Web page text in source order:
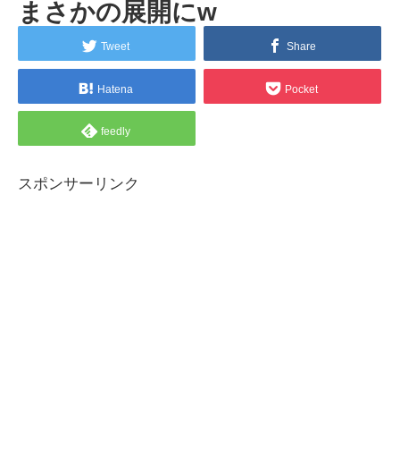
まさかの展開にw
Tweet Share
Hatena Pocket
feedly
スポンサーリンク